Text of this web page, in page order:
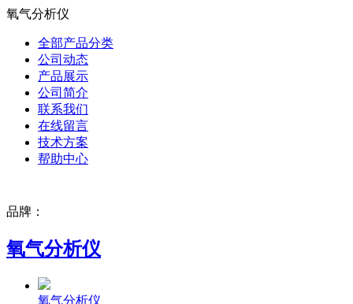
氧气分析仪
全部产品分类
公司动态
产品展示
公司简介
联系我们
在线留言
技术方案
帮助中心
品牌：
氧气分析仪
氧气分析仪